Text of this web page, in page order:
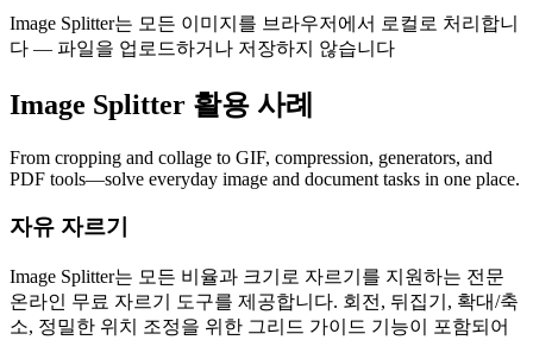
Image Splitter는 모든 이미지를 브라우저에서 로컬로 처리합니
다 — 파일을 업로드하거나 저장하지 않습니다
Image Splitter 활용 사례
From cropping and collage to GIF, compression, generators, and
PDF tools—solve everyday image and document tasks in one place.
자유 자르기
Image Splitter는 모든 비율과 크기로 자르기를 지원하는 전문
온라인 무료 자르기 도구를 제공합니다. 회전, 뒤집기, 확대/축
소, 정밀한 위치 조정을 위한 그리드 가이드 기능이 포함되어